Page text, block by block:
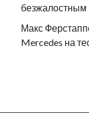
безжалостным
Макс
Mercedes на